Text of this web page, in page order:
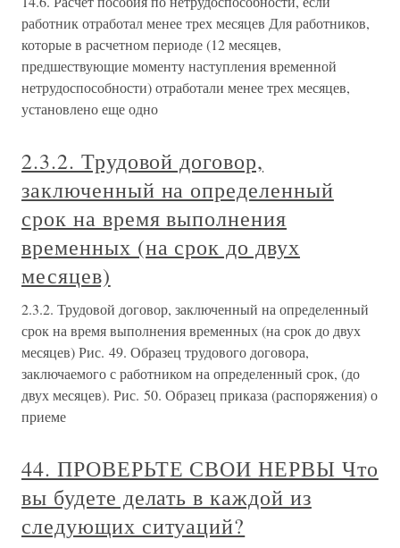
работник отработал менее трех месяцев Для работников,
которые в расчетном периоде (12 месяцев,
предшествующие моменту наступления временной
нетрудоспособности) отработали менее трех месяцев,
установлено еще одно
2.3.2. Трудовой договор,
заключенный на определенный
срок на время выполнения
временных (на срок до двух
месяцев)
2.3.2. Трудовой договор, заключенный на определенный
срок на время выполнения временных (на срок до двух
месяцев) Рис. 49. Образец трудового договора,
заключаемого с работником на определенный срок, (до
двух месяцев). Рис. 50. Образец приказа (распоряжения) о
приеме
44. ПРОВЕРЬТЕ СВОИ НЕРВЫ Что
вы будете делать в каждой из
следующих ситуаций?